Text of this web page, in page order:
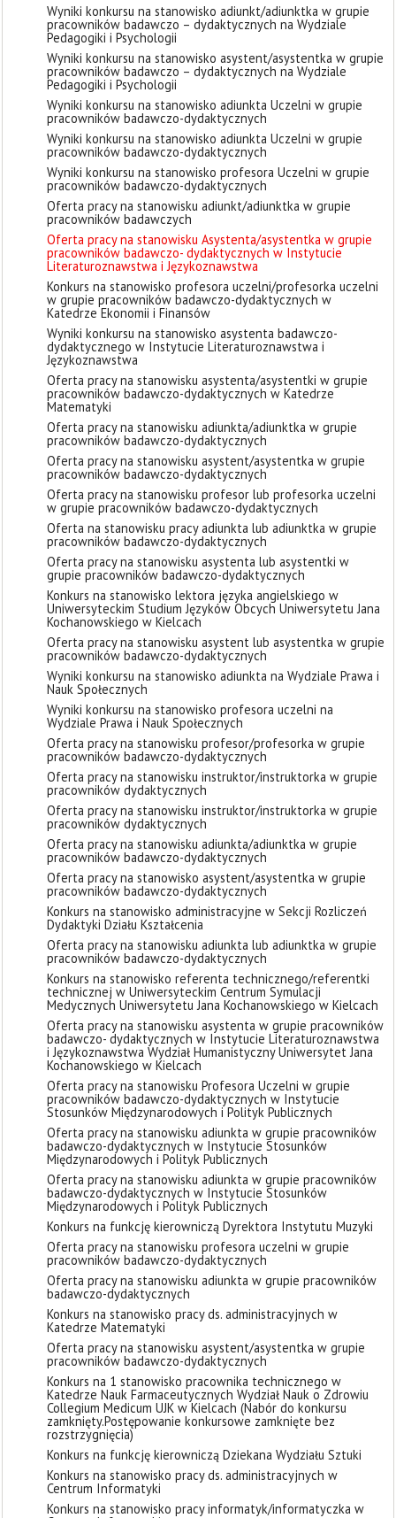
Wyniki konkursu na stanowisko adiunkt/adiunktka w grupie
pracowników badawczo – dydaktycznych na Wydziale
Pedagogiki i Psychologii
Wyniki konkursu na stanowisko asystent/asystentka w grupie
pracowników badawczo – dydaktycznych na Wydziale
Pedagogiki i Psychologii
Wyniki konkursu na stanowisko adiunkta Uczelni w grupie
pracowników badawczo-dydaktycznych
Wyniki konkursu na stanowisko adiunkta Uczelni w grupie
pracowników badawczo-dydaktycznych
Wyniki konkursu na stanowisko profesora Uczelni w grupie
pracowników badawczo-dydaktycznych
Oferta pracy na stanowisku adiunkt/adiunktka w grupie
pracowników badawczych
Oferta pracy na stanowisku Asystenta/asystentka w grupie
pracowników badawczo- dydaktycznych w Instytucie
Literaturoznawstwa i Językoznawstwa
Konkurs na stanowisko profesora uczelni/profesorka uczelni
w grupie pracowników badawczo-dydaktycznych w
Katedrze Ekonomii i Finansów
Wyniki konkursu na stanowisko asystenta badawczo-
dydaktycznego w Instytucie Literaturoznawstwa i
Językoznawstwa
Oferta pracy na stanowisku asystenta/asystentki w grupie
pracowników badawczo-dydaktycznych w Katedrze
Matematyki
Oferta pracy na stanowisku adiunkta/adiunktka w grupie
pracowników badawczo-dydaktycznych
Oferta pracy na stanowisku asystent/asystentka w grupie
pracowników badawczo-dydaktycznych
Oferta pracy na stanowisku profesor lub profesorka uczelni
w grupie pracowników badawczo-dydaktycznych
Oferta na stanowisku pracy adiunkta lub adiunktka w grupie
pracowników badawczo-dydaktycznych
Oferta pracy na stanowisku asystenta lub asystentki w
grupie pracowników badawczo-dydaktycznych
Konkurs na stanowisko lektora języka angielskiego w
Uniwersyteckim Studium Języków Obcych Uniwersytetu Jana
Kochanowskiego w Kielcach
Oferta pracy na stanowisku asystent lub asystentka w grupie
pracowników badawczo-dydaktycznych
Wyniki konkursu na stanowisko adiunkta na Wydziale Prawa i
Nauk Społecznych
Wyniki konkursu na stanowisko profesora uczelni na
Wydziale Prawa i Nauk Społecznych
Oferta pracy na stanowisku profesor/profesorka w grupie
pracowników badawczo-dydaktycznych
Oferta pracy na stanowisku instruktor/instruktorka w grupie
pracowników dydaktycznych
Oferta pracy na stanowisku instruktor/instruktorka w grupie
pracowników dydaktycznych
Oferta pracy na stanowisku adiunkta/adiunktka w grupie
pracowników badawczo-dydaktycznych
Oferta pracy na stanowisko asystent/asystentka w grupie
pracowników badawczo-dydaktycznych
Konkurs na stanowisko administracyjne w Sekcji Rozliczeń
Dydaktyki Działu Kształcenia
Oferta pracy na stanowisku adiunkta lub adiunktka w grupie
pracowników badawczo-dydaktycznych
Konkurs na stanowisko referenta technicznego/referentki
technicznej w Uniwersyteckim Centrum Symulacji
Medycznych Uniwersytetu Jana Kochanowskiego w Kielcach
Oferta pracy na stanowisku asystenta w grupie pracowników
badawczo- dydaktycznych w Instytucie Literaturoznawstwa
i Językoznawstwa Wydział Humanistyczny Uniwersytet Jana
Kochanowskiego w Kielcach
Oferta pracy na stanowisku Profesora Uczelni w grupie
pracowników badawczo-dydaktycznych w Instytucie
Stosunków Międzynarodowych i Polityk Publicznych
Oferta pracy na stanowisku adiunkta w grupie pracowników
badawczo-dydaktycznych w Instytucie Stosunków
Międzynarodowych i Polityk Publicznych
Oferta pracy na stanowisku adiunkta w grupie pracowników
badawczo-dydaktycznych w Instytucie Stosunków
Międzynarodowych i Polityk Publicznych
Konkurs na funkcję kierowniczą Dyrektora Instytutu Muzyki
Oferta pracy na stanowisku profesora uczelni w grupie
pracowników badawczo-dydaktycznych
Oferta pracy na stanowisku adiunkta w grupie pracowników
badawczo-dydaktycznych
Konkurs na stanowisko pracy ds. administracyjnych w
Katedrze Matematyki
Oferta pracy na stanowisku asystent/asystentka w grupie
pracowników badawczo-dydaktycznych
Konkurs na 1 stanowisko pracownika technicznego w
Katedrze Nauk Farmaceutycznych Wydział Nauk o Zdrowiu
Collegium Medicum UJK w Kielcach (Nabór do konkursu
zamknięty. ​Postępowanie konkursowe zamknięte bez
rozstrzygnięcia)
Konkurs na funkcję kierowniczą Dziekana Wydziału Sztuki
Konkurs na stanowisko pracy ds. administracyjnych w
Centrum Informatyki
Konkurs na stanowisko pracy informatyk/informatyczka w